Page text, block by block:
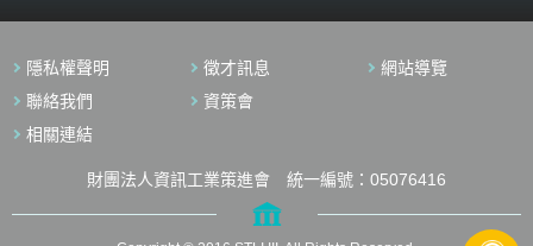
洲獲得相當知名度而遭到異議
隱私權聲明 徵才訊息
網站導覽
聯絡我們
資策會
相關連結
財團法人資訊工業策進會 統一編號：05076416